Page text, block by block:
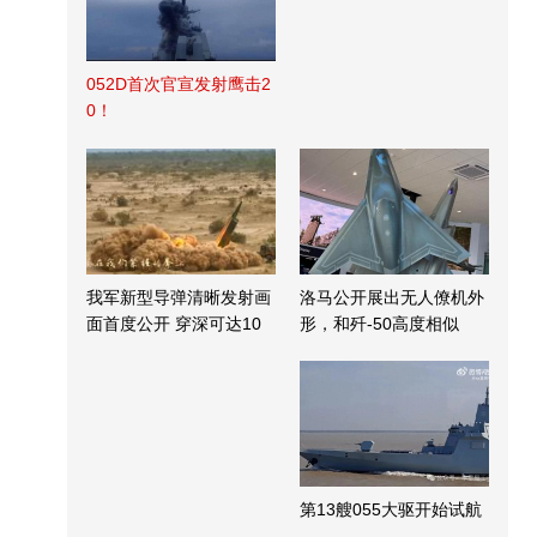
052D首次官宣发射鹰击2
0！
我军新型导弹清晰发射画
面首度公开 穿深可达10
洛马公开展出无人僚机外
形，和歼-50高度相似
第13艘055大驱开始试航